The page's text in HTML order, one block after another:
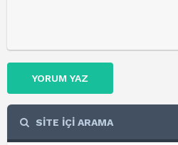
YORUM YAZ
SİTE İÇİ ARAMA